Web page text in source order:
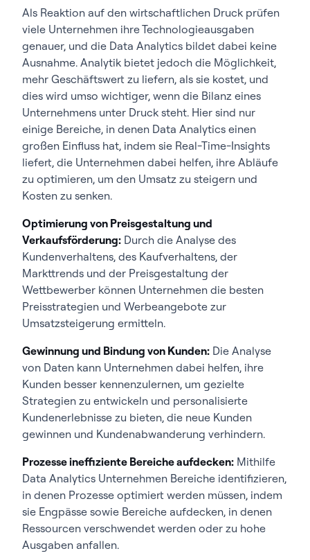
Als Reaktion auf den wirtschaftlichen Druck prüfen
viele Unternehmen ihre Technologieausgaben
genauer, und die Data Analytics bildet dabei keine
Ausnahme. Analytik bietet jedoch die Möglichkeit,
mehr Geschäftswert zu liefern, als sie kostet, und
dies wird umso wichtiger, wenn die Bilanz eines
Unternehmens unter Druck steht. Hier sind nur
einige Bereiche, in denen Data Analytics einen
großen Einfluss hat, indem sie Real-Time-Insights
liefert, die Unternehmen dabei helfen, ihre Abläufe
zu optimieren, um den Umsatz zu steigern und
Kosten zu senken.
Optimierung von Preisgestaltung und
Verkaufsförderung: Durch die Analyse des
Kundenverhaltens, des Kaufverhaltens, der
Markttrends und der Preisgestaltung der
Wettbewerber können Unternehmen die besten
Preisstrategien und Werbeangebote zur
Umsatzsteigerung ermitteln.
Gewinnung und Bindung von Kunden: Die Analyse
von Daten kann Unternehmen dabei helfen, ihre
Kunden besser kennenzulernen, um gezielte
Strategien zu entwickeln und personalisierte
Kundenerlebnisse zu bieten, die neue Kunden
gewinnen und Kundenabwanderung verhindern.
Prozesse ineffiziente Bereiche aufdecken: Mithilfe
Data Analytics Unternehmen Bereiche identifizieren,
in denen Prozesse optimiert werden müssen, indem
sie Engpässe sowie Bereiche aufdecken, in denen
Ressourcen verschwendet werden oder zu hohe
Ausgaben anfallen.